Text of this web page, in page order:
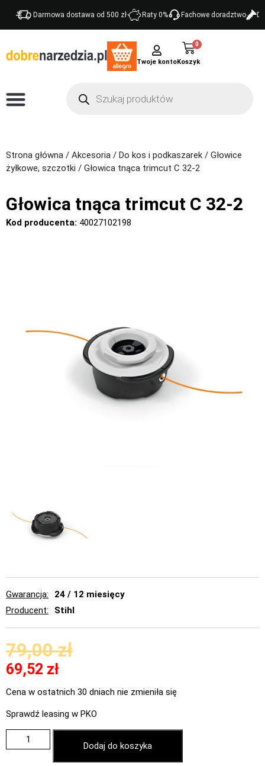
Darmowa dostawa od 500 zł Raty 0% Fachowe doradztwo
Twoje konto
0
Strona główna / Akcesoria / Do kos i podkaszarek / Głowice
żyłkowe, szczotki / Głowica tnąca trimcut C 32-2
Głowica tnąca trimcut C 32-2
Kod producenta: 40027102198
Gwarancja
24 / 12 miesięcy
Producent
Stihl
79,00zł
69,52 zł
Cena w ostatnich 30 dniach nie zmieniła się
Sprawdź leasing w PKO
Dodaj do koszyka